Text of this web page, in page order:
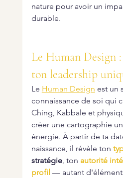
nature pour avoir un
durable.
Le Human Design
ton leadership
Le Human Design est un
connaissance de soi qui
Ching, Kabbale et
créer une cartographie
énergie. À partir de ta
naissance, il révèle ton
stratégie, ton autorité
profil — autant